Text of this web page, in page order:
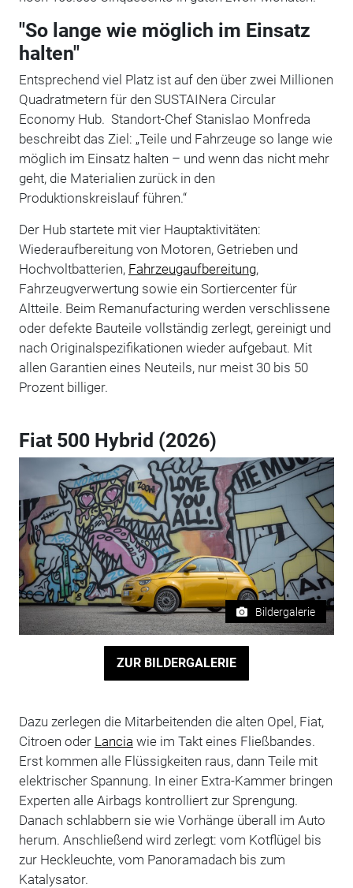
"So lange wie möglich im Einsatz
halten"
Entsprechend viel Platz ist auf den über zwei Millionen
Quadratmetern für den SUSTAINera Circular
Economy Hub. Standort-Chef Stanislao Monfreda
beschreibt das Ziel: „Teile und Fahrzeuge so lange wie
möglich im Einsatz halten – und wenn das nicht mehr
geht, die Materialien zurück in den
Produktionskreislauf führen.“
Der Hub startete mit vier Hauptaktivitäten:
Wiederaufbereitung von Motoren, Getrieben und
Hochvoltbatterien, Fahrzeugaufbereitung,
Fahrzeugverwertung sowie ein Sortiercenter für
Altteile. Beim Remanufacturing werden verschlissene
oder defekte Bauteile vollständig zerlegt, gereinigt und
nach Originalspezifikationen wieder aufgebaut. Mit
allen Garantien eines Neuteils, nur meist 30 bis 50
Prozent billiger.
Fiat 500 Hybrid (2026)
Bildergalerie
ZUR BILDERGALERIE
Dazu zerlegen die Mitarbeitenden die alten Opel, Fiat,
Citroen oder Lancia wie im Takt eines Fließbandes.
Erst kommen alle Flüssigkeiten raus, dann Teile mit
elektrischer Spannung. In einer Extra-Kammer bringen
Experten alle Airbags kontrolliert zur Sprengung.
Danach schlabbern sie wie Vorhänge überall im Auto
herum. Anschließend wird zerlegt: vom Kotflügel bis
zur Heckleuchte, vom Panoramadach bis zum
Katalysator.